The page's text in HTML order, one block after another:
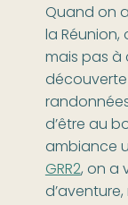
Quand on
la
mais pas à
d’être au
ambiance
GRR2, on a